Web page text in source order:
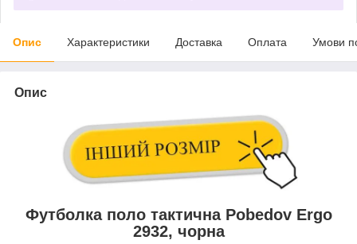
Опис Характеристики Доставка Оплата Умови
Опис
Футболка поло тактична Pobedov Ergo
2932, чорна